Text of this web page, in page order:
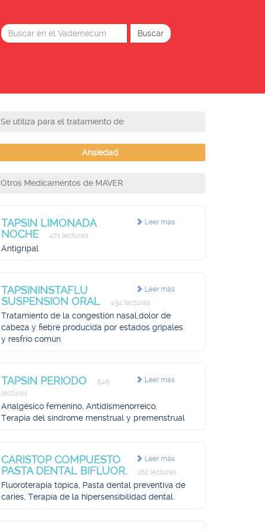
Se utiliza para el tratamiento de:
Ansiedad
Otros Medicamentos de MAVER
Leer más
TAPSIN LIMONADA
NOCHE
471 lecturas
Antigripal
Leer más
TAPSININSTAFLU
SUSPENSION ORAL
434 lecturas
Tratamiento de la congestión nasal,dolor de
cabeza y fiebre producida por estados gripales
y resfrío común
Leer más
TAPSIN PERIODO
646
lecturas
Analgésico femenino, Antidismenorreico,
Terapia del síndrome menstrual y premenstrual
Leer más
CARISTOP COMPUESTO
PASTA DENTAL BIFLUOR.
262 lecturas
Fluoroterapia tópica, Pasta dental preventiva de
caries, Terapia de la hipersensibilidad dental